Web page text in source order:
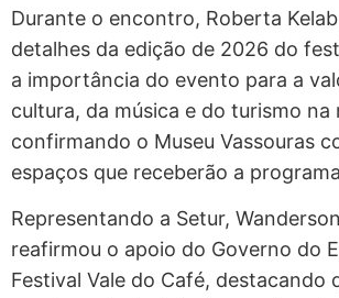
Durante o encontro, Roberta
detalhes da edição de 2026 do
a importância do evento para a
cultura, da música e do turismo na
confirmando o Museu Vassouras
espaços que receberão a
Representando a Setur,
reafirmou o apoio do Governo do
Festival Vale do Café, destacando